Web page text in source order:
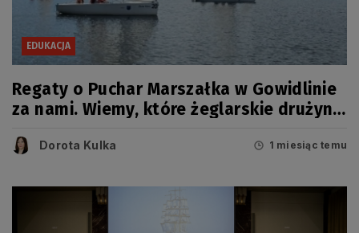
EDUKACJA
Regaty o Puchar Marszałka w Gowidlinie
za nami. Wiemy, które żeglarskie drużyny
Dorota Kulka 1 miesiąc temu